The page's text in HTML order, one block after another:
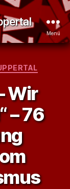
Menü
Wir
– 76